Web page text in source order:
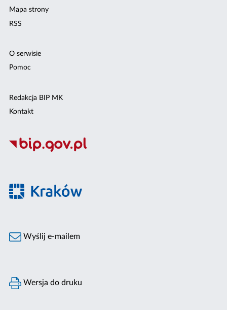
Mapa strony
RSS
O serwisie
Pomoc
Redakcja BIP MK
Kontakt
Wyślij e-mailem
Wersja do druku